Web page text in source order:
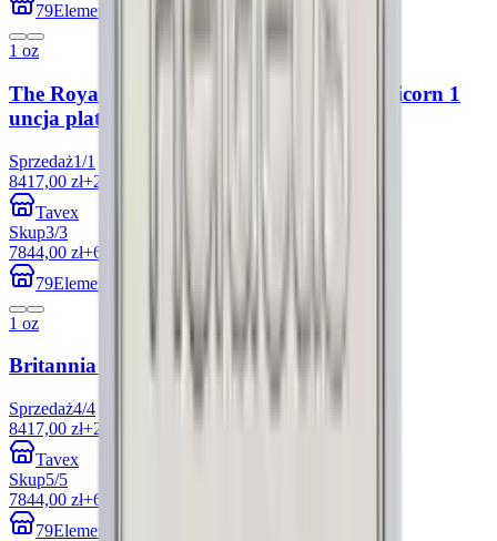
79Element
1 oz
The Royal Tudor Beasts: The Seymour Unicorn 1
uncja platyny 2024
Sprzedaż1/1
8417,00 zł+27.70%
Tavex
Skup3/3
7844,00 zł+6.81%
79Element
1 oz
Britannia 1 uncja Platyny Losowe Lata
Sprzedaż4/4
8417,00 zł+27.70%
Tavex
Skup5/5
7844,00 zł+6.81%
79Element